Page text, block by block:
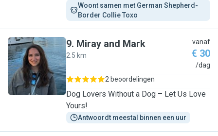
Woont samen met German Shepherd-
Border Collie Toxo
M
9. Miray and Mark
2.5 km
vanaf
€ 30
/dag
2 beoordelingen
Dog Lovers Without a Dog – Let Us Love
Yours!
Antwoordt meestal binnen een uur